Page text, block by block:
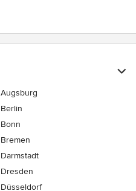
Augsburg
Berlin
Bonn
Bremen
Darmstadt
Dresden
Düsseldorf